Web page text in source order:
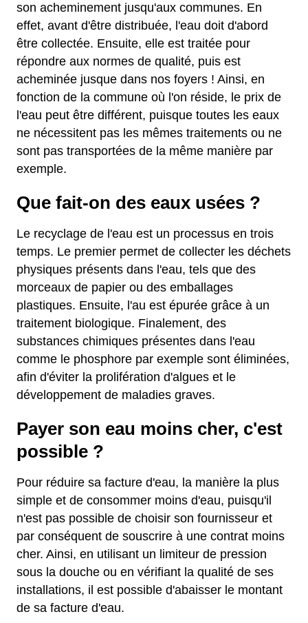
son acheminement jusqu'aux communes. En
effet, avant d'être distribuée, l'eau doit d'abord
être collectée. Ensuite, elle est traitée pour
répondre aux normes de qualité, puis est
acheminée jusque dans nos foyers ! Ainsi, en
fonction de la commune où l'on réside, le prix de
l'eau peut être différent, puisque toutes les eaux
ne nécessitent pas les mêmes traitements ou ne
sont pas transportées de la même manière par
exemple.
Que fait-on des eaux usées ?
Le recyclage de l'eau est un processus en trois
temps. Le premier permet de collecter les déchets
physiques présents dans l'eau, tels que des
morceaux de papier ou des emballages
plastiques. Ensuite, l'au est épurée grâce à un
traitement biologique. Finalement, des
substances chimiques présentes dans l'eau
comme le phosphore par exemple sont éliminées,
afin d'éviter la prolifération d'algues et le
développement de maladies graves.
Payer son eau moins cher, c'est
possible ?
Pour réduire sa facture d'eau, la manière la plus
simple et de consommer moins d'eau, puisqu'il
n'est pas possible de choisir son fournisseur et
par conséquent de souscrire à une contrat moins
cher. Ainsi, en utilisant un limiteur de pression
sous la douche ou en vérifiant la qualité de ses
installations, il est possible d'abaisser le montant
de sa facture d'eau.